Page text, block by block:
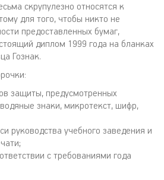
скрупулезно относятся к
для того, чтобы никто не
предоставленных бумаг,
диплом 1999 года на бланках
Гознак.
защиты, предусмотренных
знаки, микротекст, шифр,
руководства учебного заведения и
с требованиями года